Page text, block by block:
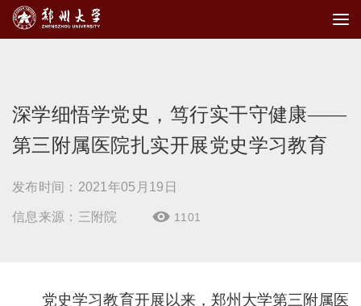
深学细悟学党史，笃行实干守健康——
第三附属医院扎实开展党史学习教育
发布时间：2021年05月19日
信息来源：三附院  1101
党史学习教育开展以来，郑州大学第三附属医